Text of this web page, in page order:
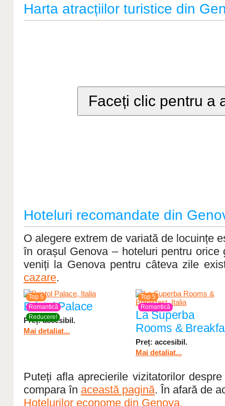
Harta atracțiilor turistice din
Faceți clic pentru a
Hoteluri recomandate din
O alegere extrem de variată de locuințe
în orașul Genova – hoteluri pentru orice
veniți la Genova pentru câteva zile
cazare.
Top 5
Romantică
Reducere!
Bristol Palace
Preț: accesibil.
Mai detaliat...
Top 5
Romantică
La Superba
Rooms &
Preț: accesibil.
Mai detaliat...
Puteți afla aprecierile vizitatorilor
compara în această pagină. În afară de
Hotelurilor econome din Genova.